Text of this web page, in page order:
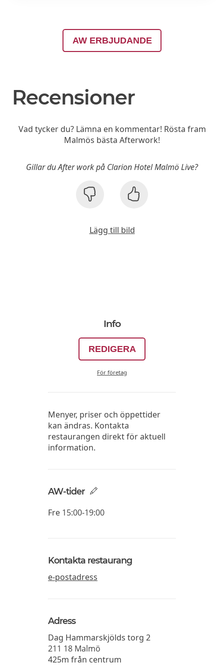
AW ERBJUDANDE
Recensioner
Vad tycker du? Lämna en kommentar! Rösta fram
Malmös bästa Afterwork!
Gillar du After work på Clarion Hotel Malmö Live?
Lägg till bild
Info
REDIGERA
För företag
Menyer, priser och öppettider
kan ändras. Kontakta
restaurangen direkt för aktuell
information.
AW-tider
Fre 15:00-19:00
Kontakta restaurang
e-postadress
Adress
Dag Hammarskjölds torg 2
211 18 Malmö
425m från centrum